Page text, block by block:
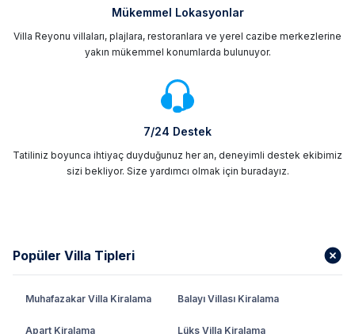
Mükemmel Lokasyonlar
Villa Reyonu villaları, plajlara, restoranlara ve yerel cazibe merkezlerine
yakın mükemmel konumlarda bulunuyor.
7/24 Destek
Tatiliniz boyunca ihtiyaç duyduğunuz her an, deneyimli destek ekibimiz
sizi bekliyor. Size yardımcı olmak için buradayız.
Popüler Villa Tipleri
Muhafazakar Villa Kiralama Balayı Villası Kiralama
Apart Kiralama Lüks Villa Kiralama